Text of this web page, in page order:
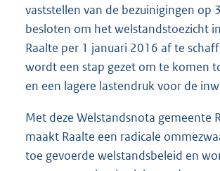
vaststellen van de bezuinigingen op
besloten om het welstandstoezicht
Raalte per 1 januari 2016 af te
wordt een stap gezet om te komen
en een lagere lastendruk voor de
Met deze Welstandsnota gemeente
maakt Raalte een radicale
toe gevoerde welstandsbeleid en